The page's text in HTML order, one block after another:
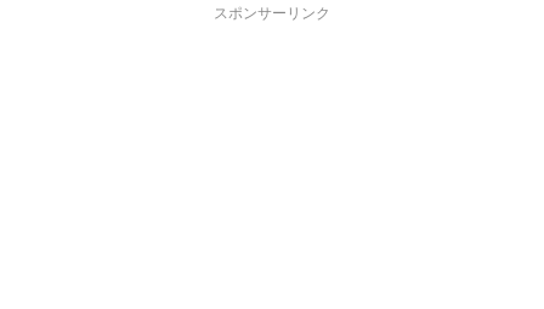
スポンサーリンク